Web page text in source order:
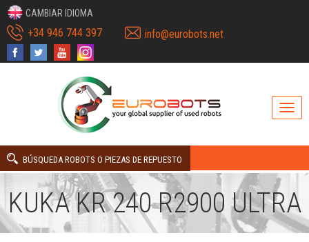
CAMBIAR IDIOMA
+34 946 744 397 info@eurobots.net
BÚSQUEDA ROBOTS O PIEZAS DE REPUESTO
KUKA KR 240 R2900 ULTRA